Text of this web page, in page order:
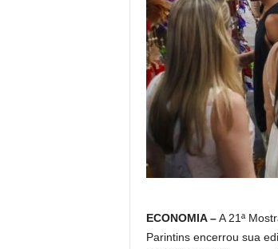
ECONOMIA –A 21ª
Parintins encerrou sua